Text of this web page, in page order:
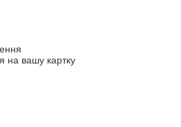
на вашу картку